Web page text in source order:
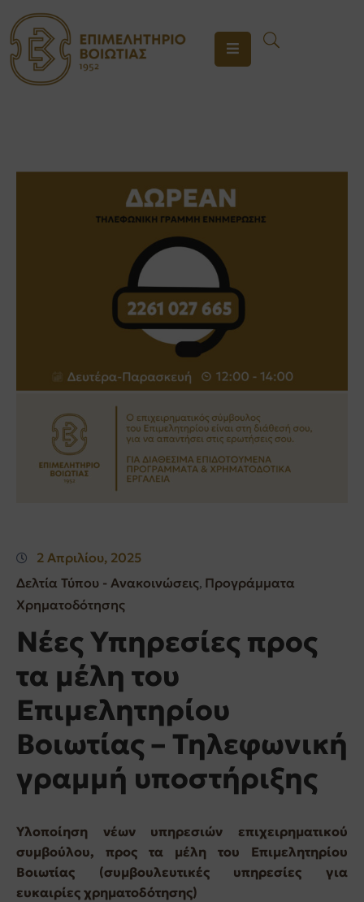
ΤΟ
ΕΠΙΜΕΛΗΤΗΡΙΟ
2 Απριλίου, 2025
Δελτία Τύπου - Ανακοινώσεις‚ Προγράμματα
Χρηματοδότησης
Νέες Υπηρεσίες προς
τα μέλη του
Επιμελητηρίου
Βοιωτίας – Τηλεφωνική
γραμμή υποστήριξης
Υλοποίηση νέων υπηρεσιών επιχειρηματικού
συμβούλου, προς τα μέλη του Επιμελητηρίου
Βοιωτίας (συμβουλευτικές υπηρεσίες για
ευκαιρίες χρηματοδότησης)